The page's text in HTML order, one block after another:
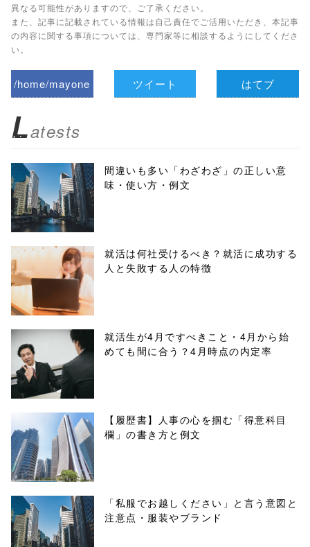
異なる可能性がありますので、ご了承ください。
また、記事に記載されている情報は自己責任でご活用いただき、本記事
の内容に関する事項については、専門家等に相談するようにしてくださ
い。
/home/mayone
biz.jp/public_ht
ml/wp-
content/themes
/tapbiz_theme/
parts/sns-
buttons.php on
line10
/1074551"
onclick="windo
w.open(this.hre
f, 'Gwindow',
'width=550,
height=450,
menubar=no,
toolbar=no,
ツイート はてブ
Latests
間違いも多い「わざわざ」の正しい意
味・使い方・例文
就活は何社受けるべき？就活に成功する
人と失敗する人の特徴
就活生が4月ですべきこと・4月から始
めても間に合う？4月時点の内定率
【履歴書】人事の心を掴む「得意科目
欄」の書き方と例文
「私服でお越しください」と言う意図と
注意点・服装やブランド